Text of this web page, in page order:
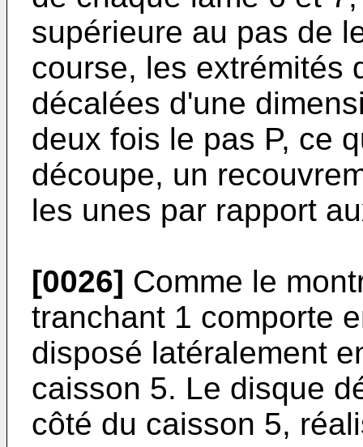
supérieure au pas de
course, les extrémités
décalées d'une
deux fois le pas P, ce
découpe, un
les unes par rapport
[0026] Comme le
tranchant 1 comporte
disposé latéralement
caisson 5. Le disque
côté du caisson 5,